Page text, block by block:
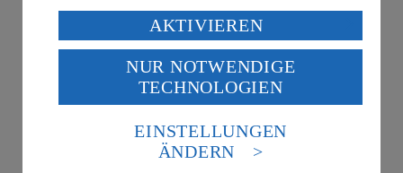
Verarbeitung deiner personenbezogenen Daten in den
USA durch Facebook und YouTube:
Wenn du auf „Aktivieren“ klickst, willigst du im Sinne
des Art. 49 Abs. 1 Satz 1 lit. a) DSGVO ein, dass deine
Daten in den USA verarbeitet werden. Der EuGH sieht
die USA als Land mit einem nach europäischen
Standards nicht angemessenen Datenschutzniveau an.
Es besteht das Risiko eines Zugriffs durch US-
AKTIVIEREN
NUR NOTWENDIGE
TECHNOLOGIEN
EINSTELLUNGEN
ÄNDERN